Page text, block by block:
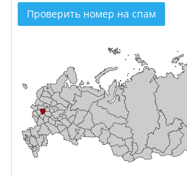
Проверить номер на спам